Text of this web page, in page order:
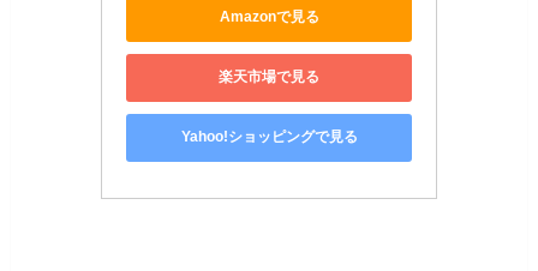
Amazonで見る
楽天市場で見る
Yahoo!ショッピングで見る